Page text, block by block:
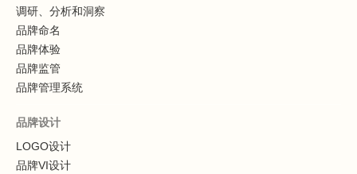
调研、分析和洞察
品牌命名
品牌体验
品牌监管
品牌管理系统
品牌设计
LOGO设计
品牌VI设计